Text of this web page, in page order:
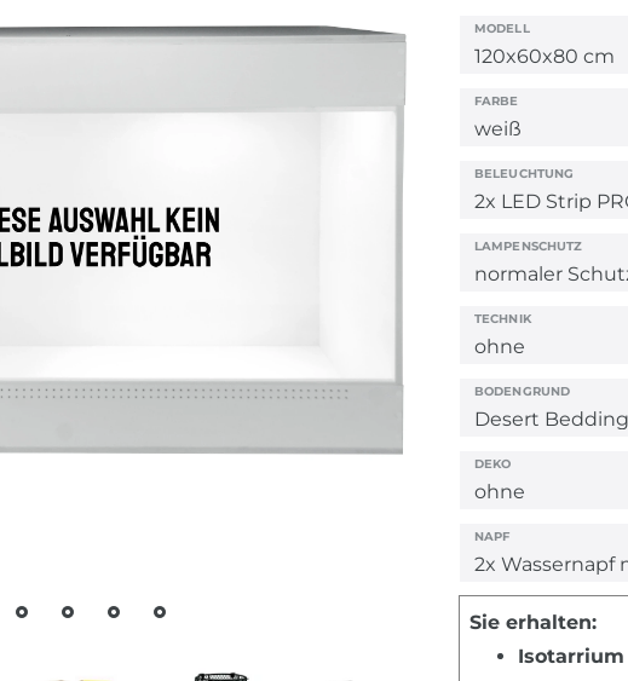
MODELL
FARBE
BELEUCHTUNG
LAMPENSCHUTZ
TECHNIK
BODENGRUND
DEKO
NAPF
Sie erhalten:
Isotarrium